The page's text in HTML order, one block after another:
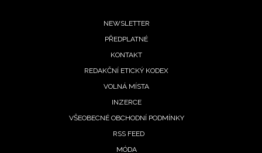
NEWSLETTER
PŘEDPLATNÉ
KONTAKT
REDAKČNÍ ETICKÝ KODEX
VOLNÁ MÍSTA
INZERCE
VŠEOBECNÉ OBCHODNÍ PODMÍNKY
RSS FEED
MÓDA